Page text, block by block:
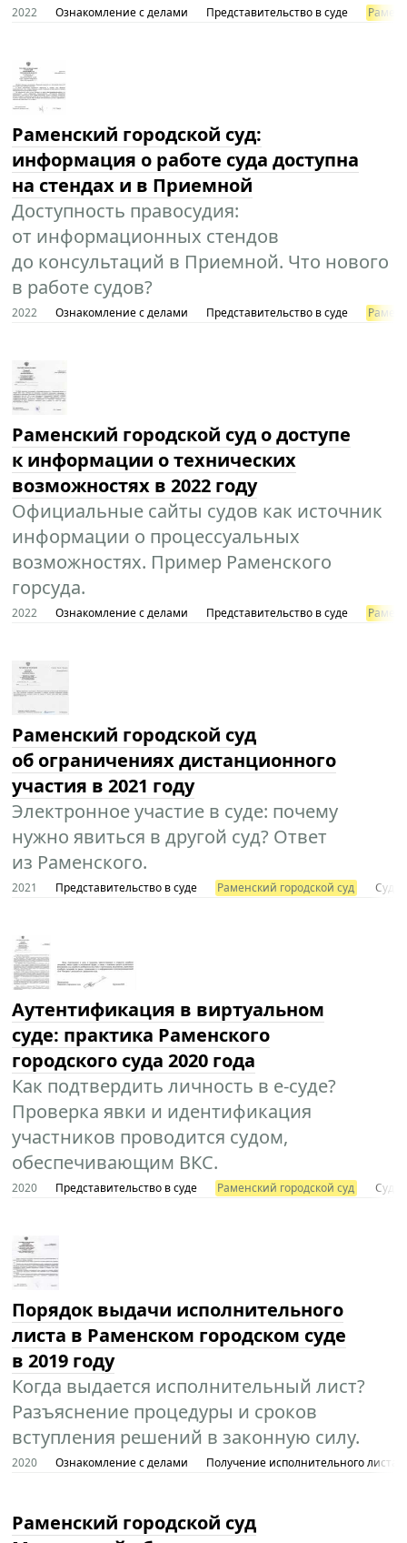
2022 Ознакомление с делами Представительство в суде
Раменский городской суд:
информация о работе суда доступна
на стендах и в Приемной
Доступность правосудия:
от информационных стендов
до консультаций в Приемной. Что нового
в работе судов?
2022 Ознакомление с делами Представительство в суде
Раменский городской суд о доступе
к информации о технических
возможностях в 2022 году
Официальные сайты судов как источник
информации о процессуальных
возможностях. Пример Раменского
горсуда.
2022 Ознакомление с делами Представительство в суде
Раменский городской суд
об ограничениях дистанционного
участия в 2021 году
Электронное участие в суде: почему
нужно явиться в другой суд? Ответ
из Раменского.
2021 Представительство в суде Раменский городской суд Суды
Аутентификация в виртуальном
суде: практика Раменского
городского суда 2020 года
Как подтвердить личность в e-суде?
Проверка явки и идентификация
участников проводится судом,
обеспечивающим ВКС.
2020 Представительство в суде Раменский городской суд Суды
Порядок выдачи исполнительного
листа в Раменском городском суде
в 2019 году
Когда выдается исполнительный лист?
Разъяснение процедуры и сроков
вступления решений в законную силу.
2020 Ознакомление с делами Получение исполнительного листа
Раменский городской суд